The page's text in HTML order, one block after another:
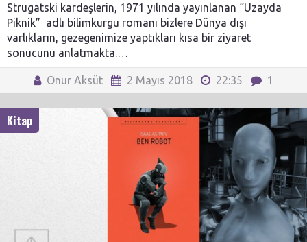
Strugatski kardeşlerin, 1971 yılında yayınlanan “Uzayda
Piknik” adlı bilimkurgu romanı bizlere Dünya dışı
varlıkların, gezegenimize yaptıkları kısa bir ziyaret
sonucunu anlatmakta.…
Onur Aksüt 2 Mayıs 2018 22:35 1
Kitap